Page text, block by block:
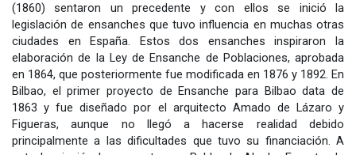
(1860) sentaron un precedente y con ellos se inició la
legislación de ensanches que tuvo influencia en muchas otras
ciudades en España. Estos dos ensanches inspiraron la
elaboración de la Ley de Ensanche de Poblaciones, aprobada
en 1864, que posteriormente fue modificada en 1876 y 1892. En
Bilbao, el primer proyecto de Ensanche para Bilbao data de
1863 y fue diseñado por el arquitecto Amado de Lázaro y
Figueras, aunque no llegó a hacerse realidad debido
principalmente a las dificultades que tuvo su financiación. A